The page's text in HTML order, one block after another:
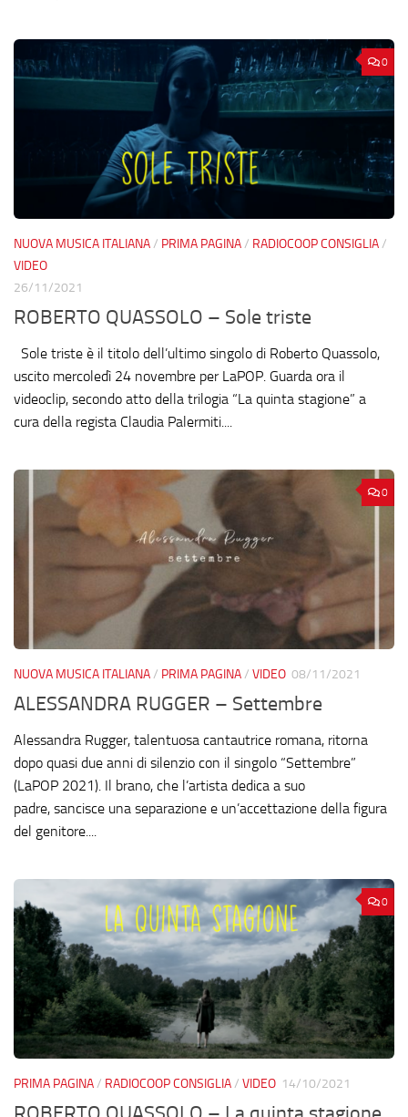
0
NUOVA MUSICA ITALIANA/ PRIMA PAGINA/ RADIOCOOP CONSIGLIA/
VIDEO
26/11/2021
ROBERTO QUASSOLO – Sole triste
Sole triste è il titolo dell’ultimo singolo di Roberto Quassolo,
uscito mercoledì 24 novembre per LaPOP. Guarda ora il
videoclip, secondo atto della trilogia “La quinta stagione” a
cura della regista Claudia Palermiti....
0
NUOVA MUSICA ITALIANA/ PRIMA PAGINA/ VIDEO 08/11/2021
ALESSANDRA RUGGER – Settembre
Alessandra Rugger, talentuosa cantautrice romana, ritorna
dopo quasi due anni di silenzio con il singolo “Settembre”
(LaPOP 2021). Il brano, che l’artista dedica a suo
padre, sancisce una separazione e un’accettazione della figura
del genitore....
0
PRIMA PAGINA/ RADIOCOOP CONSIGLIA/ VIDEO 14/10/2021